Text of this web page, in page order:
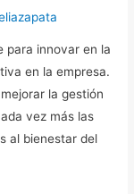
para innovar en la
en la empresa.
la gestión
vez más las
al bienestar del